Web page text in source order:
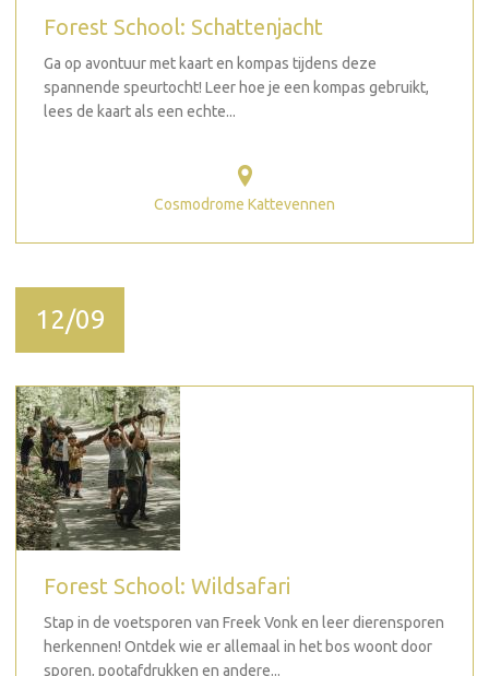
Forest School: Schattenjacht
Ga op avontuur met kaart en kompas tijdens deze
spannende speurtocht! Leer hoe je een kompas gebruikt,
lees de kaart als een echte...
Cosmodrome Kattevennen
12/09
Forest School: Wildsafari
Stap in de voetsporen van Freek Vonk en leer dierensporen
herkennen! Ontdek wie er allemaal in het bos woont door
sporen, pootafdrukken en andere...